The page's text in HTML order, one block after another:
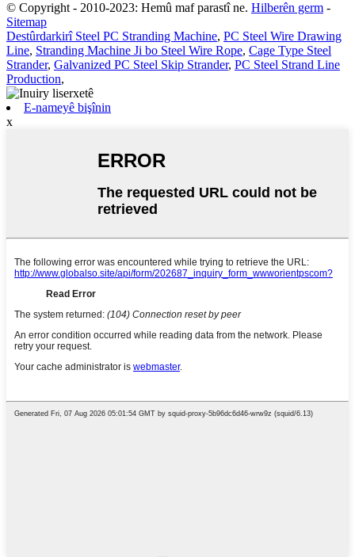
© Copyright - 2010-2023: Hemû maf parastî ne. Hilberên germ -
Sitemap
Destûrdarkirî Steel PC Stranding Machine, PC Steel Wire Drawing
Line, Stranding Machine Ji bo Steel Wire Rope, Cage Type Steel
Strander, Galvanized PC Steel Skip Strander, PC Steel Strand Line
Production,
E-nameyê bişînin
x